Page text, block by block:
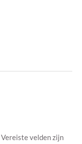
Vereiste velden zijn